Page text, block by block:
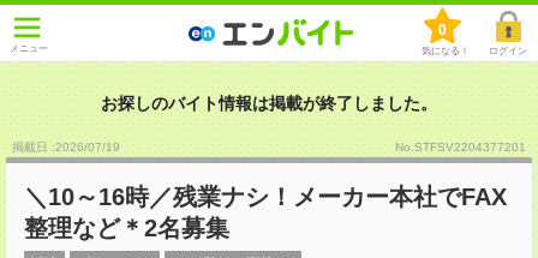
メニュー
0
気になる！ ログイン
お探しのバイト情報は掲載が終了しました。
掲載日 :2026/07/19 No.STFSV2204377201
＼10～16時／残業ナシ！メーカー本社でFAX
整理など＊2名募集